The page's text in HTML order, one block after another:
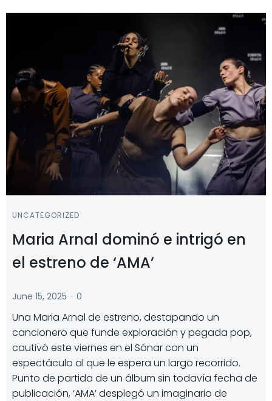
UNCATEGORIZED
Maria Arnal dominó e intrigó en
el estreno de ‘AMA’
June 15, 2025 - 0
Una Maria Arnal de estreno, destapando un
cancionero que funde exploración y pegada pop,
cautivó este viernes en el Sónar con un
espectáculo al que le espera un largo recorrido.
Punto de partida de un álbum sin todavía fecha de
publicación, ‘AMA’ desplegó un imaginario de